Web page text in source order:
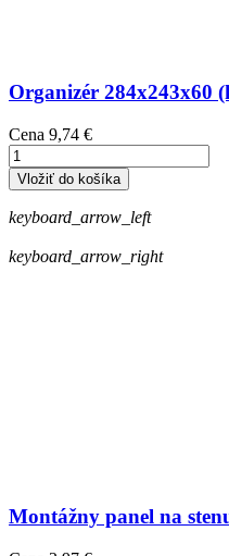
Organizér 284x243x60
Cena 9,74 €
Vložiť do košíka
keyboard_arrow_left
keyboard_arrow_right
Montážny panel na